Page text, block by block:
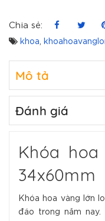
Chia sẻ:
khoa
Mô tả
Đánh giá
Khóa
34x60mm
Khóa hoa vàng lớn
đáo trong năm